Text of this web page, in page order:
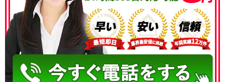
050-3186-4780